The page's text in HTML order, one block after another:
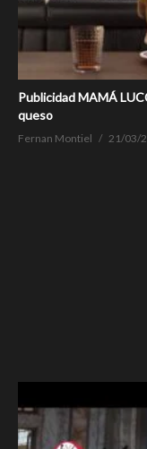
Publicidad MAMÁ
queso
Fernan Montiel 21/03/